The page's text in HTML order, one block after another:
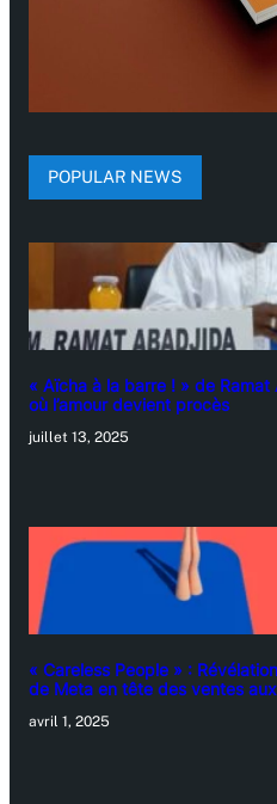
POPULAR NEWS
« Aïcha à la barre ! » de
où l’amour devient procès
juillet 13, 2025
« Careless People » :
de Meta en tête des ventes
avril 1, 2025